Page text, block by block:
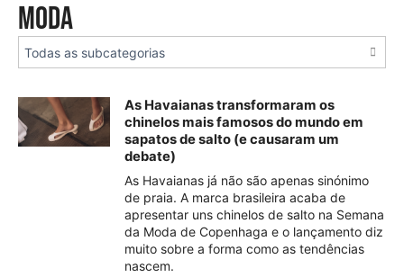
Moda
As Havaianas transformaram os
chinelos mais famosos do mundo em
sapatos de salto (e causaram um
debate)
As Havaianas já não são apenas sinónimo
de praia. A marca brasileira acaba de
apresentar uns chinelos de salto na Semana
da Moda de Copenhaga e o lançamento diz
muito sobre a forma como as tendências
nascem.